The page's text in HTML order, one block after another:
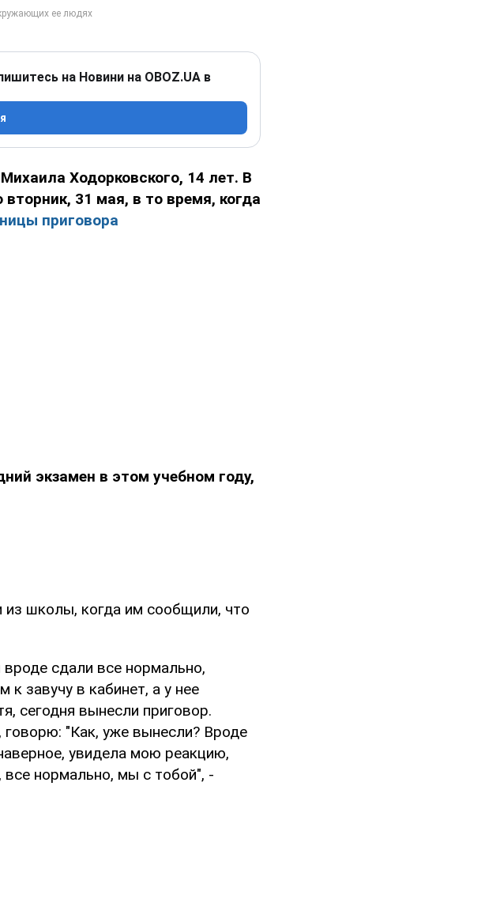
на Новини на OBOZ.UA в
Ходорковского, 14 лет. В
31 мая, в то время, когда
приговора
экзамен в этом учебном году,
из школы, когда им сообщили, что
сдали все нормально,
завучу в кабинет, а у нее
сегодня вынесли приговор.
говорю: "Как, уже вынесли? Вроде
увидела мою реакцию,
все нормально, мы с тобой", -